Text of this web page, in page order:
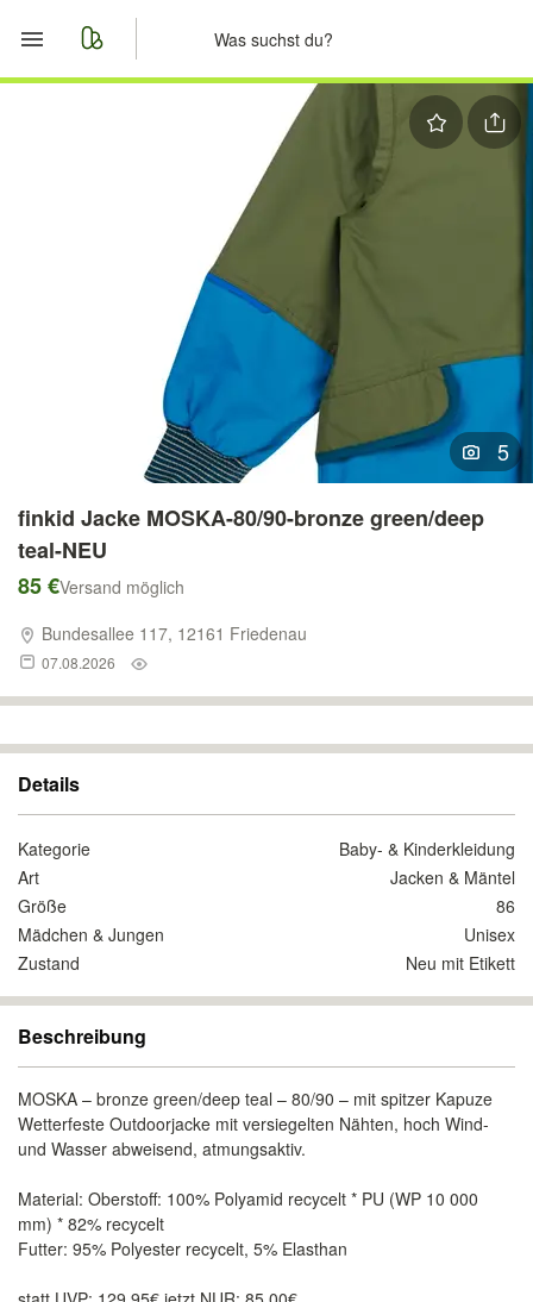
Anzeige aufgeben
5
finkid Jacke MOSKA-80/90-bronze green/deep
teal-NEU
85 €Versand möglich
Bundesallee 117, 12161 Friedenau
07.08.2026
Details
Kategorie
Baby- & Kinderkleidung
Art
Jacken & Mäntel
Größe
86
Mädchen & Jungen
Unisex
Zustand
Neu mit Etikett
Beschreibung
MOSKA – bronze green/deep teal – 80/90 – mit spitzer Kapuze
Wetterfeste Outdoorjacke mit versiegelten Nähten, hoch Wind-
und Wasser abweisend, atmungsaktiv.
Material: Oberstoff: 100% Polyamid recycelt * PU (WP 10 000
mm) * 82% recycelt
Futter: 95% Polyester recycelt, 5% Elasthan